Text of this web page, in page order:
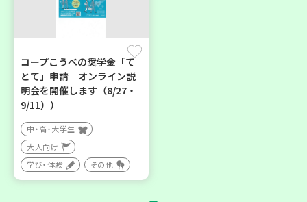
コープこうべの奨学金「て
とて」申請 オンライン説
明会を開催します（8/27・
9/11））
中・高・大学生
大人向け
学び・体験
その他